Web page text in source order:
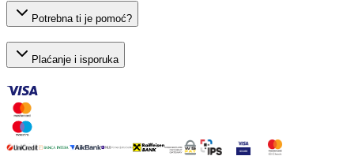
Potrebna ti je pomoć?
Plaćanje i isporuka